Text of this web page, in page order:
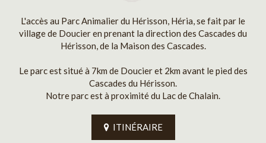
L'accès au Parc Animalier du Hérisson, Héria, se fait par le
village de Doucier en prenant la direction des Cascades du
Hérisson, de la Maison des Cascades.
Le parc est situé à 7km de Doucier et 2km avant le pied des
Cascades du Hérisson.
Notre parc est à proximité du Lac de Chalain.
ITINÉRAIRE